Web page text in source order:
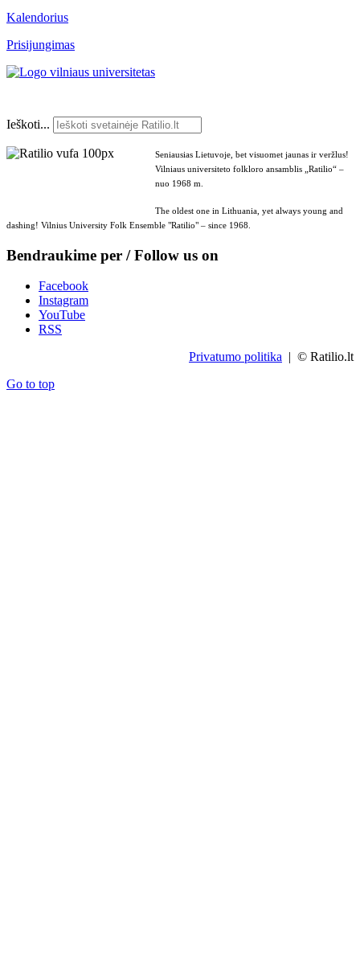
Kalendorius
Prisijungimas
Ieškoti...
Seniausias Lietuvoje, bet visuomet jaunas ir veržlus!
Vilniaus universiteto folkloro ansamblis „Ratilio“ –
nuo 1968 m.
The oldest one in Lithuania, yet always young and
dashing! Vilnius University Folk Ensemble "Ratilio" – since 1968.
Bendraukime per / Follow us on
Facebook
Instagram
YouTube
RSS
Privatumo politika | © Ratilio.lt
Go to top